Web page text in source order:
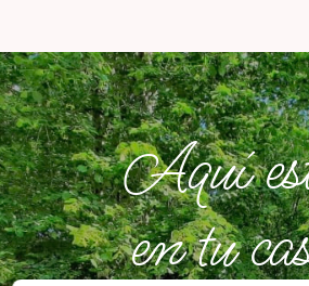
Aquí
en tu